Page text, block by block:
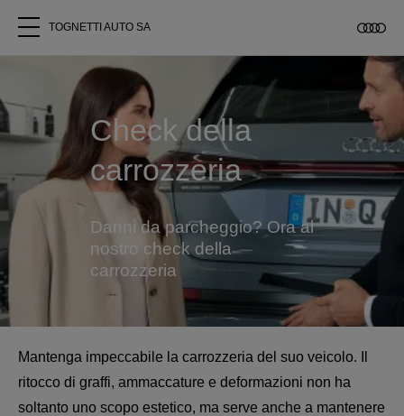
Tutti i modelli
Chi siamo
Acquistare Audi
Service
Accessori Originali Audi
Clienti commerciali
TOGNETTI AUTO SA
Check della
carrozzeria
Danni da parcheggio? Ora al
nostro check della
carrozzeria
Mantenga impeccabile la carrozzeria del suo veicolo. Il
ritocco di graffi, ammaccature e deformazioni non ha
soltanto uno scopo estetico, ma serve anche a mantenere